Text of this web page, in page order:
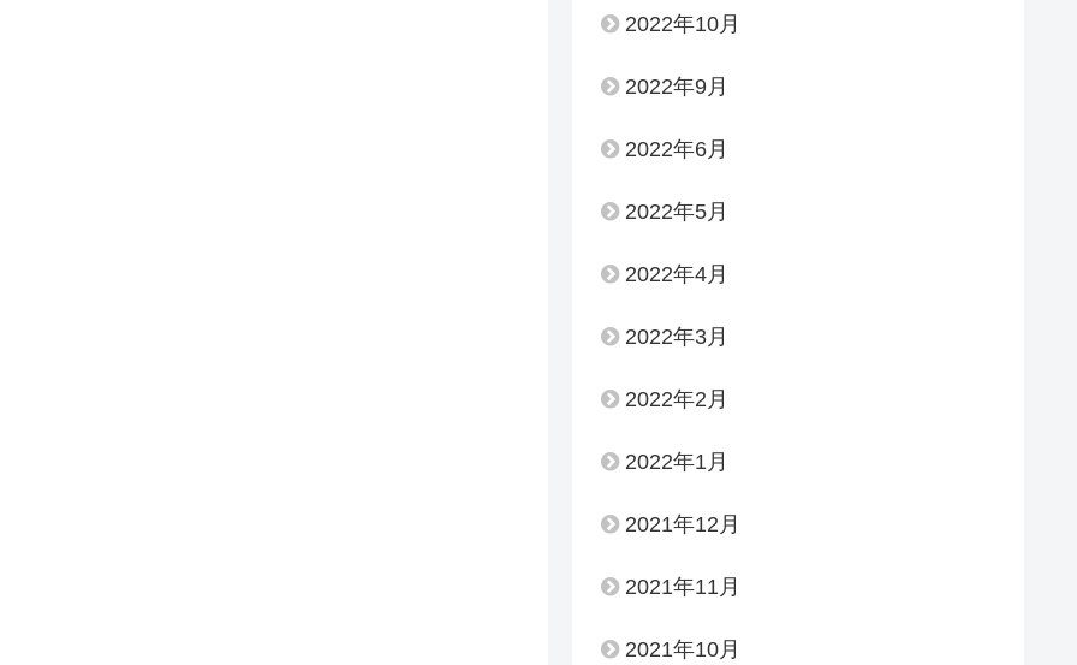
2022年10月
2022年9月
2022年6月
2022年5月
2022年4月
2022年3月
2022年2月
2022年1月
2021年12月
2021年11月
2021年10月